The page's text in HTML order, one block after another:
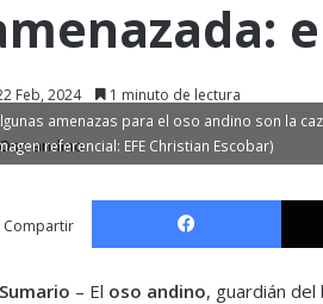
Feb, 2024 1 minuto de lectura
amenazas para el oso andino son la
referencial: EFE Christian Escobar)
Compartir
– El oso andino, guardián